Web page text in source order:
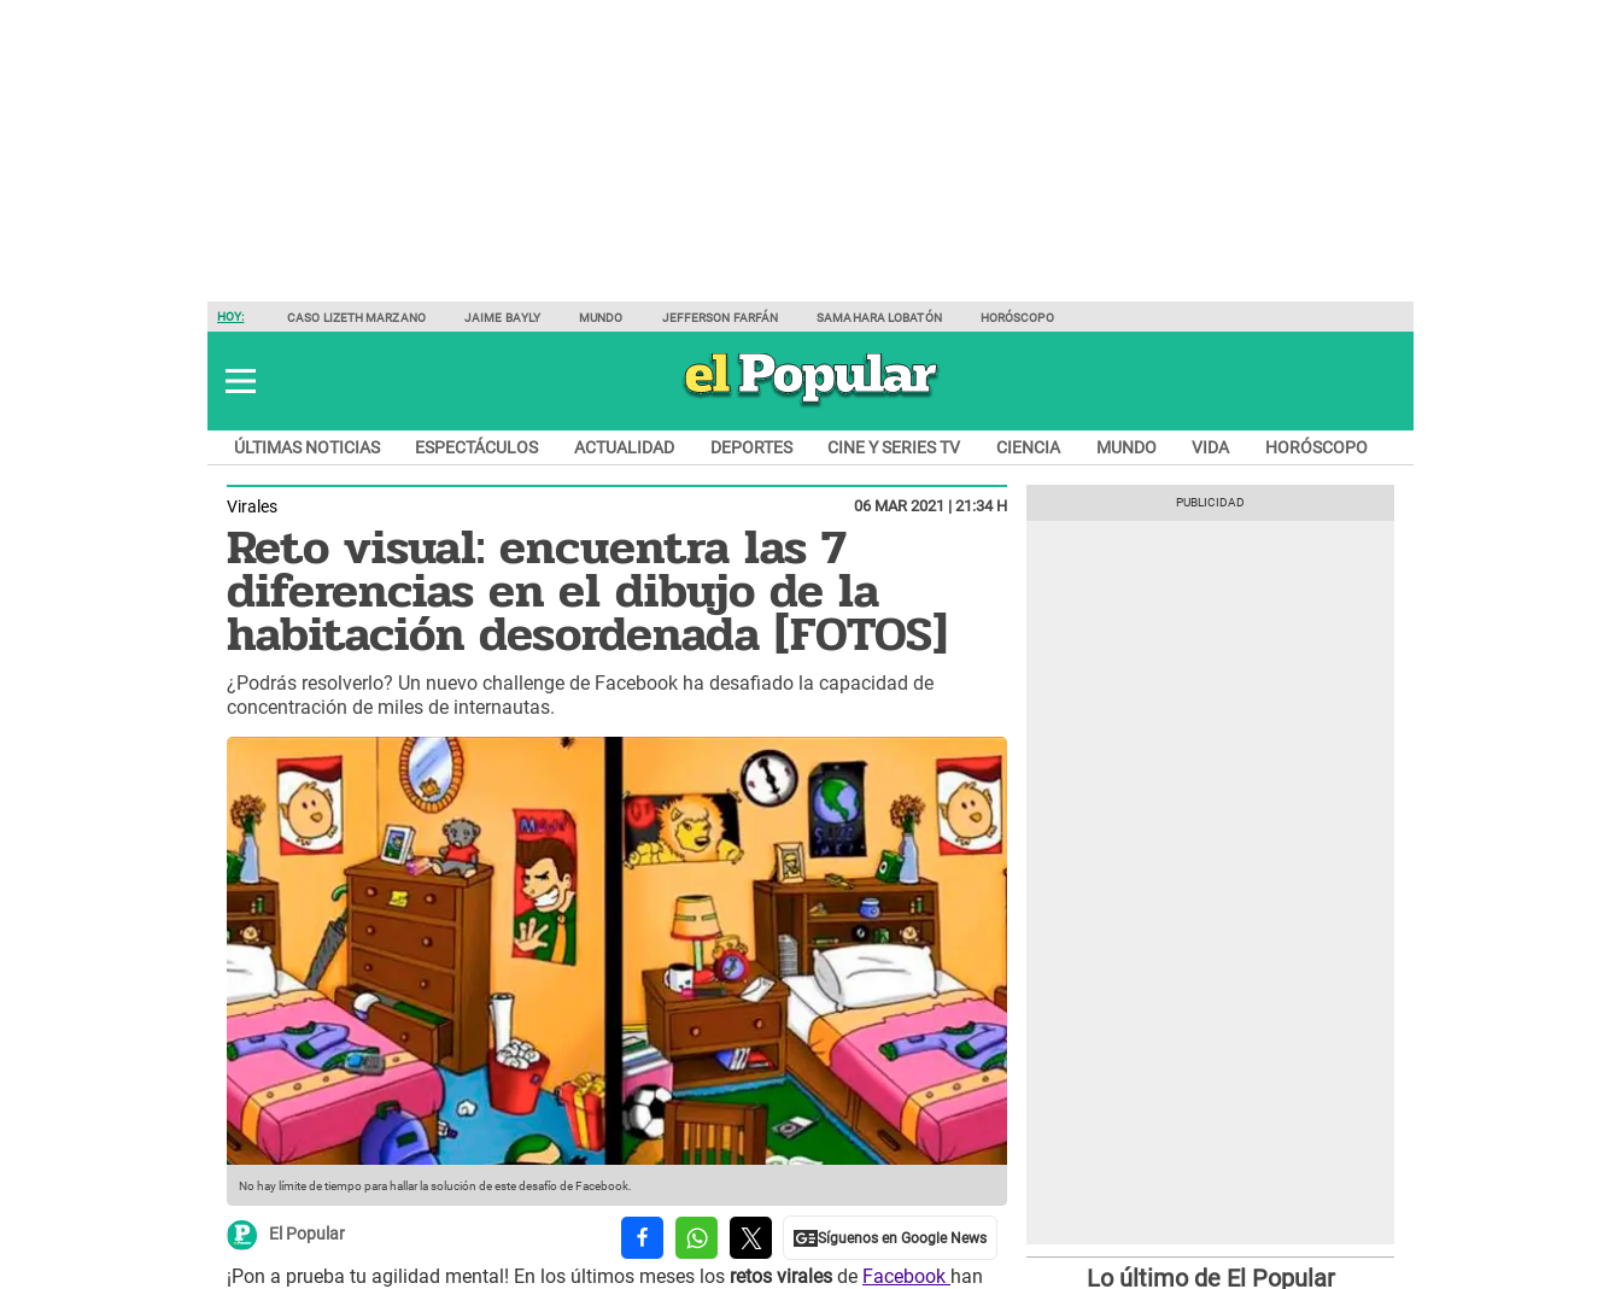
HOY: CASO LIZETH MARZANO JAIME BAYLY MUNDO JEFFERSON FARFÁN SAMAHARA LOBATÓN HORÓSCOPO
ÚLTIMAS NOTICIAS ESPECTÁCULOS ACTUALIDAD DEPORTES CINE Y SERIES TV CIENCIA MUNDO VIDA HORÓSCOPO
Virales 06 MAR 2021 | 21:34 H
Reto visual: encuentra las 7
diferencias en el dibujo de la
habitación desordenada [FOTOS]
¿Podrás resolverlo? Un nuevo challenge de Facebook ha desafiado la capacidad de
concentración de miles de internautas.
No hay límite de tiempo para hallar la solución de este desafío de Facebook.
El Popular
¡Pon a prueba tu agilidad mental! En los últimos meses los retos virales de Facebook han
Lo último de El Popular